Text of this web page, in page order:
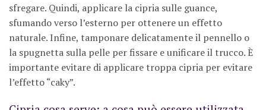
sfregare. Quindi, applicare la cipria sulle guance,
sfumando verso l’esterno per ottenere un effetto
naturale. Infine, tamponare delicatamente il pennello o
la spugnetta sulla pelle per fissare e unificare il trucco. È
importante evitare di applicare troppa cipria per evitare
l’effetto “caky”.